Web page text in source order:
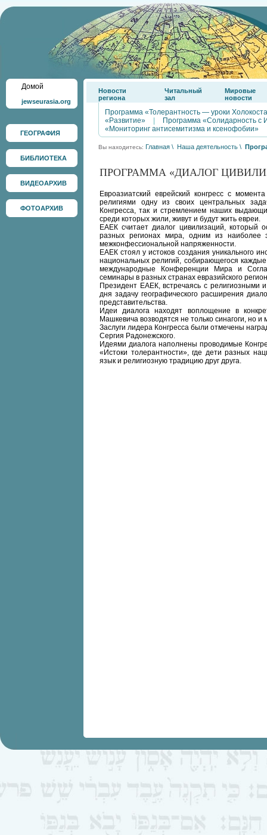
Домой
jewseurasia.org
ГЕОГРАФИЯ
БИБЛИОТЕКА
ВИДЕОАРХИВ
ФОТОАРХИВ
Новости
региона
Читальный
зал
Мировые
новости
Программа «Толерантность — уроки
«Развитие»
Программа «Солидарность с
«Мониторинг антисемитизма и ксенофобии»
Вы находитесь: Главная \ Наша деятельность \
ПРОГРАММА «ДИАЛОГ
Евроазиатский еврейский конгресс с
религиями одну из своих центральных
Конгресса, так и стремлением наших
среди которых жили, живут и будут жить евреи.
ЕАЕК считает диалог цивилизаций, который
разных регионах мира, одним из наиболее
межконфессиональной напряженности.
ЕАЕК стоял у истоков создания уникального
национальных религий, собирающегося
международные Конференции Мира и
семинары в разных странах евразийского
Президент ЕАЕК, встречаясь с религиозными
дня задачу географического расширения
представительства.
Идеи диалога находят воплощение в
Машкевича возводятся не только синагоги, но и
Заслуги лидера Конгресса были отмечены
Сергия Радонежского.
Идеями диалога наполнены проводимые
«Истоки толерантности», где дети разных
язык и религиозную традицию друг друга.